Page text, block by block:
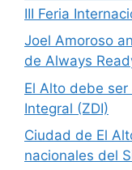
III Feria
Joel Amoroso
de Always
El Alto debe
Integral (ZDI)
Ciudad de El
nacionales del